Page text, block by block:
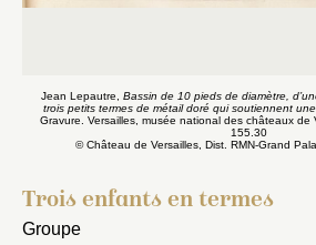
Jean Lepautre, Bassin de 10 pieds de diamètre,
trois petits termes de métail doré qui soutiennent
Gravure. Versailles, musée national des châteaux de
155.30
© Château de Versailles, Dist. RMN-Grand
Trois enfants en termes
Groupe